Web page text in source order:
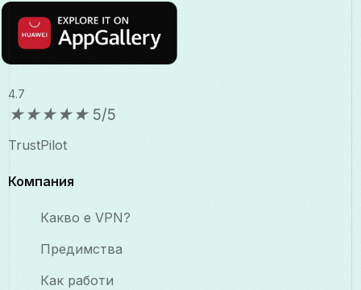
4.7
★★★★★ 5/5
TrustPilot
Компания
Какво е VPN?
Предимства
Как работи